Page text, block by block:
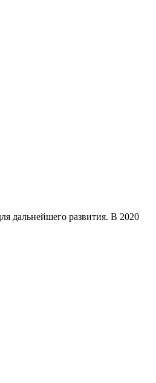
дальнейшего развития. В 2020